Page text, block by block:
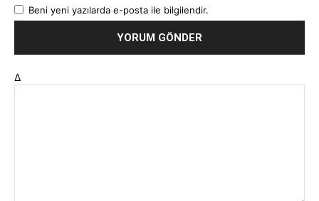
Beni yeni yazılarda e-posta ile bilgilendir.
Δ